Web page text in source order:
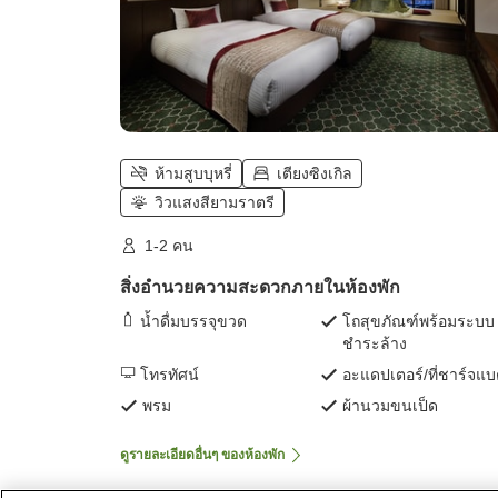
ห้ามสูบบุหรี่
เตียงซิงเกิล
วิวแสงสียามราตรี
1-2 คน
สิ่งอำนวยความสะดวกภายในห้องพัก
น้ำดื่มบรรจุขวด
โถสุขภัณฑ์พร้อมระบบ
ชำระล้าง
โทรทัศน์
อะแดปเตอร์/ที่ชาร์จแ
พรม
ผ้านวมขนเป็ด
ดูรายละเอียดอื่นๆ ของห้องพัก